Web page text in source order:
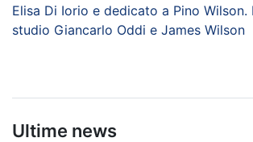
Elisa Di Iorio e dedicato a Pino Wilson.
studio Giancarlo Oddi e James Wilson
Ultime news